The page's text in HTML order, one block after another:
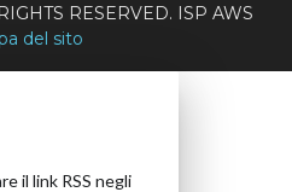
RESERVED. ISP AWS
del sito
il link RSS negli